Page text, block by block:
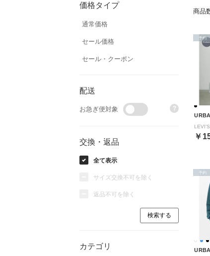
価格タイプ
通常価格
セール価格
セール・クーポン
配送
お急ぎ便対象 ?
交換・返品
全て表示
サイズ交換不可を除く
返品不可を除く
カテゴリ
商品
￥
予約
予約